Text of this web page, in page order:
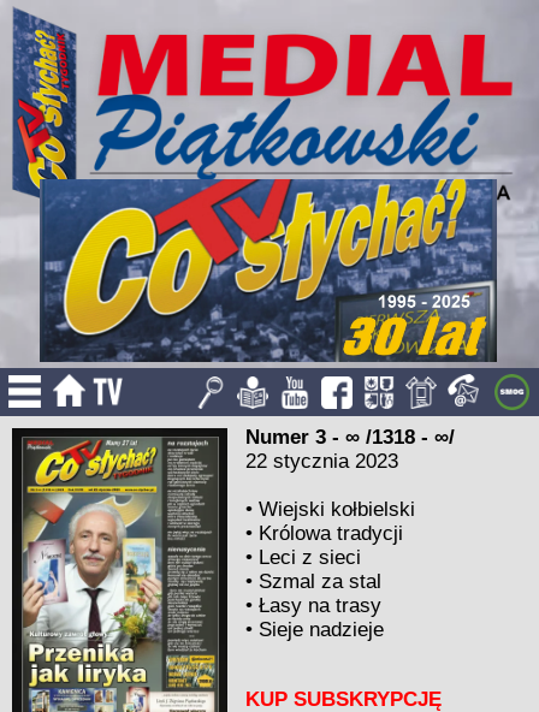
Numer 3 - ∞ /1318 - ∞/
22 stycznia 2023
•Wiejski kołbielski
• Królowa tradycji
• Leci z sieci
• Szmal za stal
•Łasy na trasy
• Sieje nadzieje
KUP SUBSKRYPCJĘ